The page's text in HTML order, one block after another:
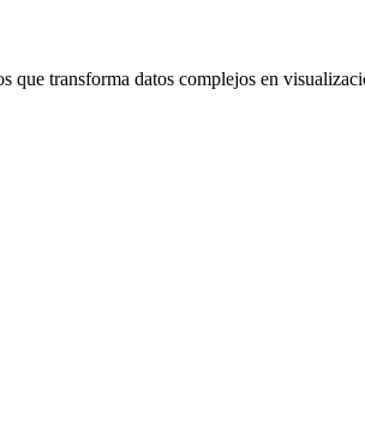
que transforma datos complejos en